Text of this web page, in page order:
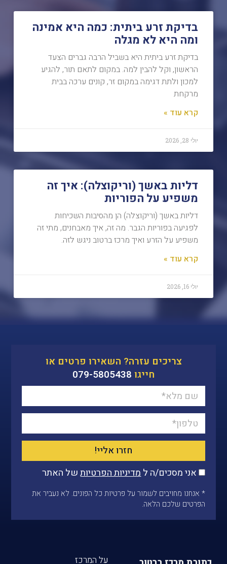
בדיקת זרע ביתית: כמה היא אמינה
ומה היא לא מגלה
בדיקת זרע ביתית היא בשביל הרבה גברים הצעד
הראשון, וקל להבין למה. במקום לתאם תור, להגיע
למכון ולתת דגימה במקום זר, קונים ערכה בבית
מרקחת
קרא עוד »
יולי 28, 2026
דליות באשך (וריקוצלה): איך זה
משפיע על הפוריות
דליות באשך (וריקוצלה) הן מהסיבות השכיחות
לפגיעה בפוריות הגבר. מה זה, איך מאבחנים, מתי זה
משפיע על הזרע ואיך מרכז ברטוב ניגש לזה.
קרא עוד »
יולי 16, 2026
צריכים עזרה? השאירו פרטים או
חייגו 079-5805438
אני מסכים/ה למדיניות הפרטיותשל האתר
חזרו אליי!
* אנחנו מחויבים לשמור על פרטיות כל הפונים. לא נעביר את
הפרטים שלכם הלאה.
על המרכז